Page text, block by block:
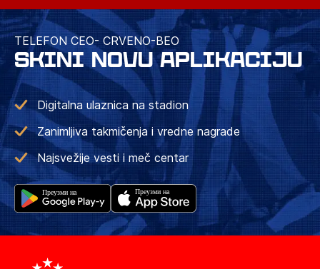
TELEFON CEO- CRVENO-BEO
SKINI NOVU APLIKACIJU
Digitalna ulaznica na stadion
Zanimljiva takmičenja i vredne nagrade
Najsvežije vesti i meč centar